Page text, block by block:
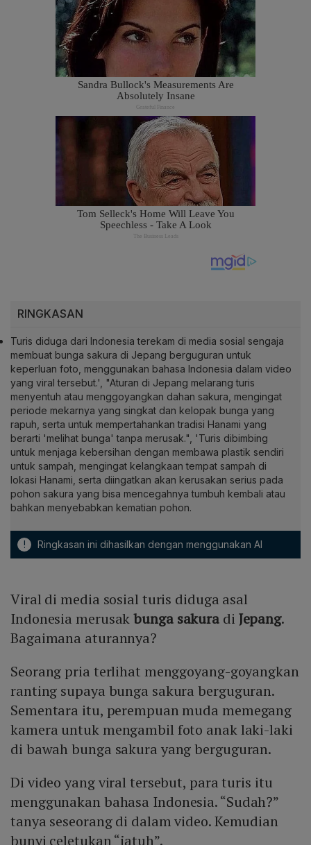
RINGKASAN
Turis diduga dari Indonesia terekam di media sosial sengaja
membuat bunga sakura di Jepang berguguran untuk
keperluan foto, menggunakan bahasa Indonesia dalam video
yang viral tersebut.', "Aturan di Jepang melarang turis
menyentuh atau menggoyangkan dahan sakura, mengingat
periode mekarnya yang singkat dan kelopak bunga yang
rapuh, serta untuk mempertahankan tradisi Hanami yang
berarti 'melihat bunga' tanpa merusak.", 'Turis dibimbing
untuk menjaga kebersihan dengan membawa plastik sendiri
untuk sampah, mengingat kelangkaan tempat sampah di
lokasi Hanami, serta diingatkan akan kerusakan serius pada
pohon sakura yang bisa mencegahnya tumbuh kembali atau
bahkan menyebabkan kematian pohon.
! Ringkasan ini dihasilkan dengan menggunakan AI
Viral di media sosial turis diduga asal
Indonesia merusakbunga sakura di Jepang.
Bagaimana aturannya?
Seorang pria terlihat menggoyang-goyangkan
ranting supaya bunga sakura berguguran.
Sementara itu, perempuan muda memegang
kamera untuk mengambil foto anak laki-laki
di bawah bunga sakura yang berguguran.
Di video yang viral tersebut, para turis itu
menggunakan bahasa Indonesia. “Sudah?”
tanya seseorang di dalam video. Kemudian
bunyi celetukan “jatuh”.